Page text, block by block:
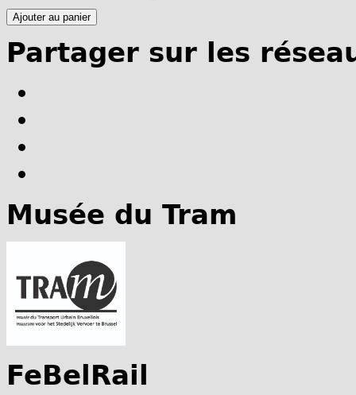
Partager sur les
Musée du Tram
FeBelRail